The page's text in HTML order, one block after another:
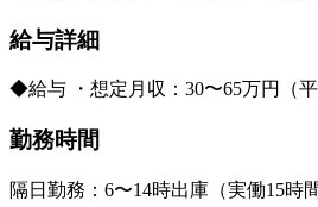
給与詳細
◆給与 ・想定月収：30〜65万円（平
勤務時間
隔日勤務：6〜14時出庫（実働15時